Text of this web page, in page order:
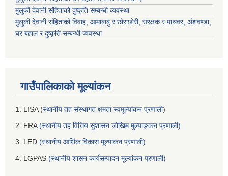
मुलुकी देवानी संहिताको दुष्कृति सम्बन्धी व्यवस्था
मुलुकी देवानी संहिताको विवाह, आमाबाबु र छोराछोरी, संरक्षक र माथवर, अंशवण्डा,
घर बहाल र दुष्कृति सम्बन्धी व्यवस्था
गाउँपालिकाको मूल्यांकन
1. LISA (स्थानीय तह संस्थागत क्षमता स्वमूल्यांकन प्रणाली)
2. FRA(स्थानीय तह वित्तिय सुशासन जोखिम मुल्याङ्कन प्रणाली)
3. LED (स्थानीय आर्थिक विकास मूल्यांकन प्रणाली)
4. LGPAS (स्थानीय शासन कार्यसम्पादन मूल्यांकन प्रणाली)